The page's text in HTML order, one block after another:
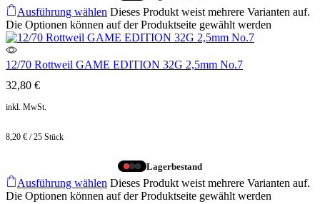
Ausführung wählen Dieses Produkt weist mehrere Varianten auf.
Die Optionen können auf der Produktseite gewählt werden
12/70 Rottweil GAME EDITION 32G 2,5mm No.7
32,80 €
inkl. MwSt.
8,20 € /25 Stück
Lagerbestand
Ausführung wählen Dieses Produkt weist mehrere Varianten auf.
Die Optionen können auf der Produktseite gewählt werden